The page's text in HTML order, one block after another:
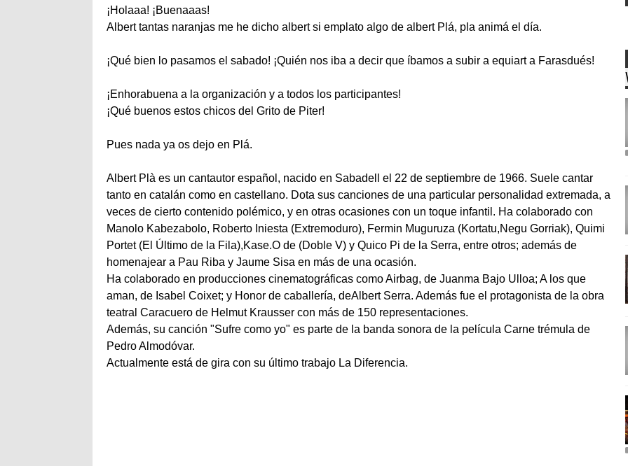
¡Holaaa! ¡Buenaaas!
Albert tantas naranjas me he dicho albert si emplato algo de albert Plá, pla animá el día.
¡Qué bien lo pasamos el sabado! ¡Quién nos iba a decir que íbamos a subir a equiart a Farasdués!
¡Enhorabuena a la organización y a todos los participantes!
¡Qué buenos estos chicos del Grito de Piter!
Pues nada ya os dejo en Plá.
Albert Plà es un cantautor español, nacido en Sabadell el 22 de septiembre de 1966. Suele cantar
tanto en catalán como en castellano. Dota sus canciones de una particular personalidad extremada, a
veces de cierto contenido polémico, y en otras ocasiones con un toque infantil. Ha colaborado con
Manolo Kabezabolo, Roberto Iniesta (Extremoduro), Fermin Muguruza (Kortatu,Negu Gorriak), Quimi
Portet (El Último de la Fila),Kase.O de (Doble V) y Quico Pi de la Serra, entre otros; además de
homenajear a Pau Riba y Jaume Sisa en más de una ocasión.
Ha colaborado en producciones cinematográficas como Airbag, de Juanma Bajo Ulloa; A los que
aman, de Isabel Coixet; y Honor de caballería, deAlbert Serra. Además fue el protagonista de la obra
teatral Caracuero de Helmut Krausser con más de 150 representaciones.
Además, su canción "Sufre como yo" es parte de la banda sonora de la película Carne trémula de
Pedro Almodóvar.
Actualmente está de gira con su último trabajo La Diferencia.